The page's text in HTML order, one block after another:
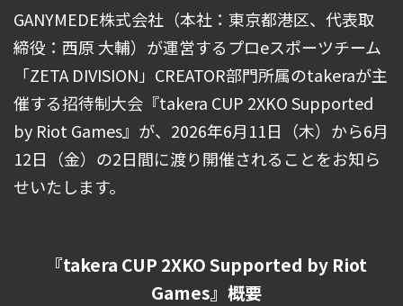
GANYMEDE株式会社（本社：東京都港区、代表取
締役：西原 大輔）が運営するプロeスポーツチーム
「ZETA DIVISION」CREATOR部門所属のtakeraが主
催する招待制大会『takera CUP 2XKO Supported
by Riot Games』が、2026年6月11日（木）から6月
12日（金）の2日間に渡り開催されることをお知ら
せいたします。
『takera CUP 2XKO Supported by Riot
Games』概要